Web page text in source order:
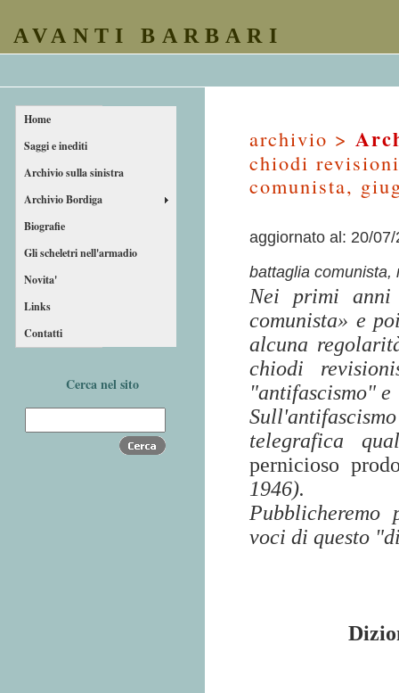
AVANTI BARBARI
Home
Saggi e inediti
Archivio sulla sinistra
Archivio Bordiga
Biografie
Gli scheletri nell'armadio
Novita'
Links
Contatti
Cerca nel sito
archivio >
chiodi
comunista,
aggiornato al: 20/07/
battaglia comunista,
Nei primi anni
comunista» e
alcuna
chiodi
"antifascismo"
telegrafica
pernicioso
1946).
Pubblicheremo
voci di questo